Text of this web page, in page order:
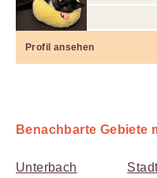
Profil ansehen
Benachbarte Gebiete
Unterbach